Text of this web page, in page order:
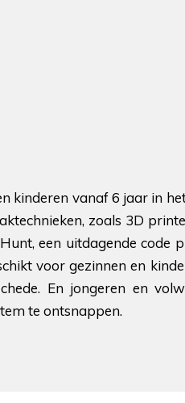
kinderen vanaf 6 jaar in
zoals 3D
een uitdagende code
voor gezinnen en
En jongeren en
te ontsnappen.